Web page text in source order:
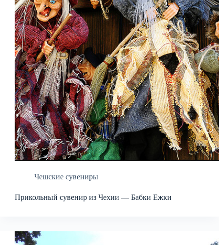
Чешские сувениры
Прикольный сувенир из Чехии — Бабки Ежки